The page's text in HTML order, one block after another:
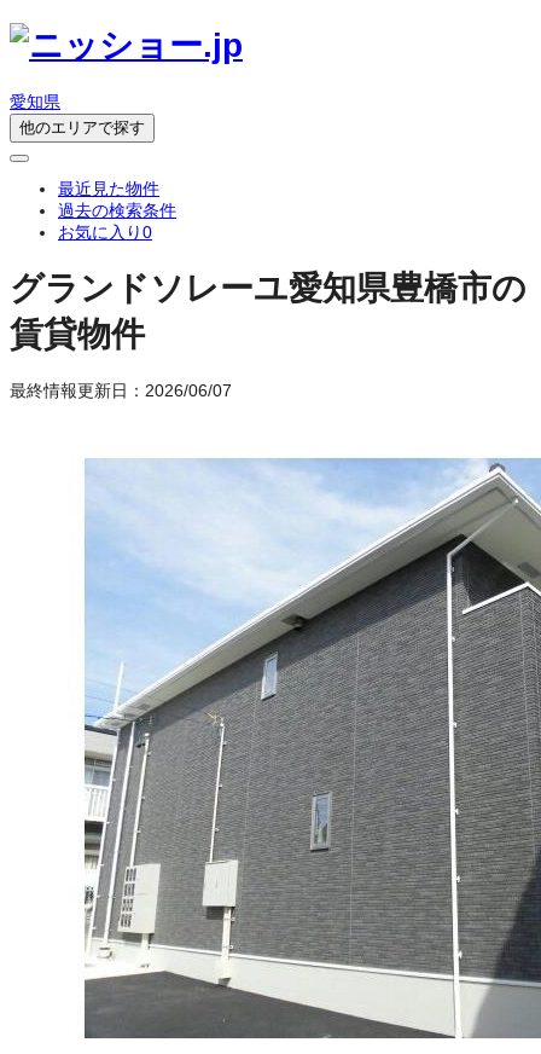
愛知県
他のエリアで探す
最近見た物件
過去の検索条件
お気に入り0
グランドソレーユ愛知県豊橋市の
賃貸物件
最終情報更新日：2026/06/07